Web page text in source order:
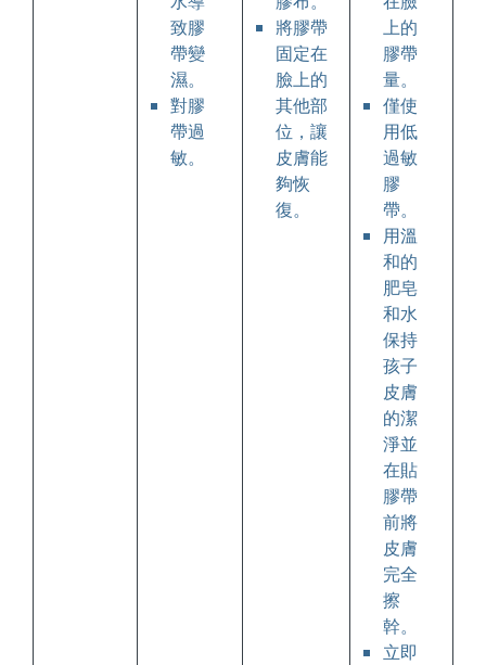
致膠
帶變
濕。
對膠
帶過
敏。
將膠帶
固定在
臉上的
其他部
位，讓
皮膚能
夠恢
復。
上的
膠帶
量。
僅使
用低
過敏
膠
帶。
用溫
和的
肥皂
和水
保持
孩子
皮膚
的潔
淨並
在貼
膠帶
前將
皮膚
完全
擦
幹。
立即